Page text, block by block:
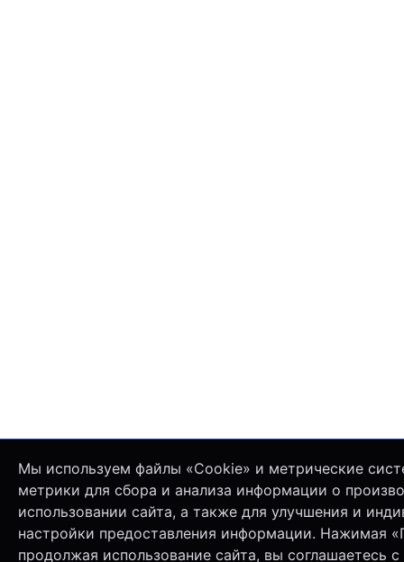
Мы используем файлы «Cookie» и метрические
метрики для сбора и анализа информации о
использовании сайта, а также для улучшения и
настройки предоставления информации. Нажимая
продолжая использование сайта, вы соглашаетесь